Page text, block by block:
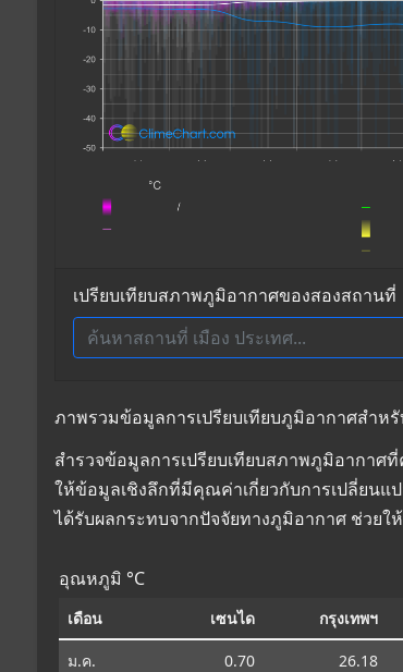
เปรียบเทียบสภาพภูมิอากาศของสองสถานที่
ภาพรวมข้อมูลการเปรียบเทียบภูมิอากาศสำห
สำรวจข้อมูลการเปรียบเทียบสภาพภูมิอากาศ
ให้ข้อมูลเชิงลึกที่มีคุณค่าเกี่ยวกับการเปลี่ยน
ได้รับผลกระทบจากปัจจัยทางภูมิอากาศ ช่วย
อุณหภูมิ °C
เดือน เซนได กรุงเทพฯ
ม.ค. 0.70 26.18